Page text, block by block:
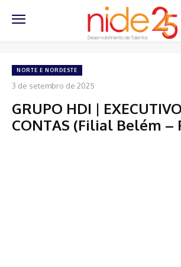
NORTE E NORDESTE
3 de setembro de 2025
GRUPO HDI |
CONTAS (Filial Belém –